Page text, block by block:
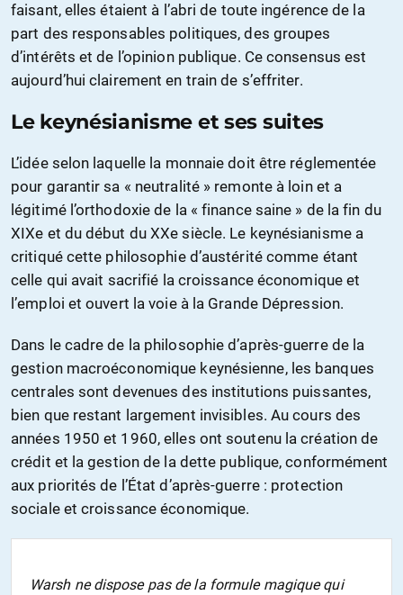
faisant, elles étaient à l’abri de toute ingérence de la
part des responsables politiques, des groupes
d’intérêts et de l’opinion publique. Ce consensus est
aujourd’hui clairement en train de s’effriter.
Le keynésianisme et ses suites
L’idée selon laquelle la monnaie doit être réglementée
pour garantir sa « neutralité » remonte à loin et a
légitimé l’orthodoxie de la « finance saine » de la fin du
XIXe et du début du XXe siècle. Le keynésianisme a
critiqué cette philosophie d’austérité comme étant
celle qui avait sacrifié la croissance économique et
l’emploi et ouvert la voie à la Grande Dépression.
Dans le cadre de la philosophie d’après-guerre de la
gestion macroéconomique keynésienne, les banques
centrales sont devenues des institutions puissantes,
bien que restant largement invisibles. Au cours des
années 1950 et 1960, elles ont soutenu la création de
crédit et la gestion de la dette publique, conformément
aux priorités de l’État d’après-guerre : protection
sociale et croissance économique.
Warsh ne dispose pas de la formule magique qui